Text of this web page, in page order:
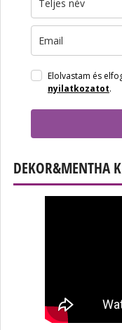
Elolvastam és
nyilatkozatot.
DEKOR&MENTHA